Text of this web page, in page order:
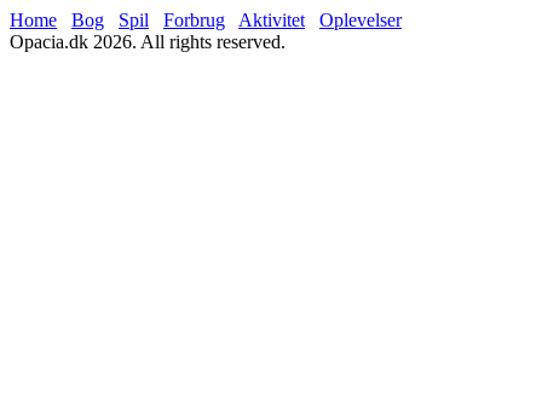
Home Bog Spil Forbrug Aktivitet
Oplevelser
Opacia.dk 2026. All rights reserved.